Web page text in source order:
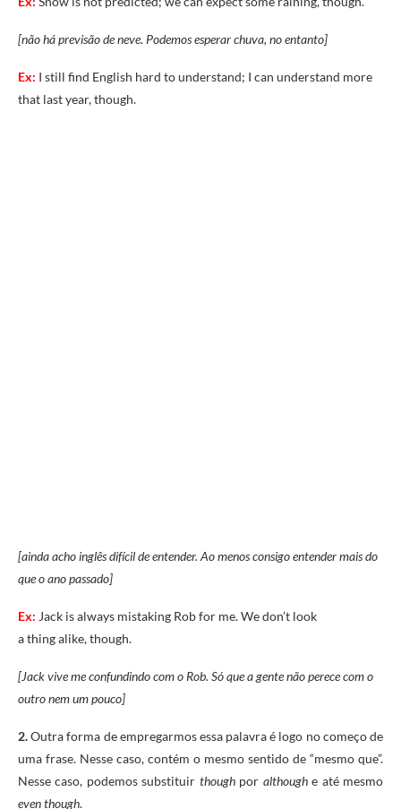
[não há previsão de neve. Podemos esperar chuva, no entanto]
Ex: I still find English hard to understand; I can understand more
that last year, though.
[ainda acho inglês difícil de entender. Ao menos consigo entender mais do
que o ano passado]
Ex: Jack is always mistaking Rob for me. We don’t look
a thing alike, though.
[Jack vive me confundindo com o Rob. Só que a gente não perece com o
outro nem um pouco]
2.Outra forma de empregarmos essa palavraé logo no começo de
uma frase. Nesse caso, contém o mesmo sentido de “mesmo que”.
Nesse caso, podemos substituir thoughpor althoughe até mesmo
even though.